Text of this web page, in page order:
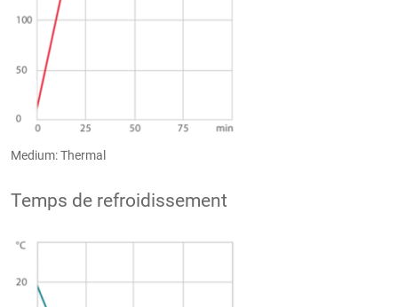
Medium: Thermal
Temps de refroidissement